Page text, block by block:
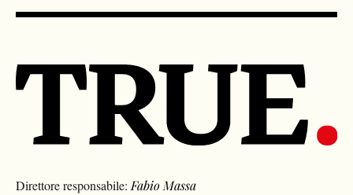
Direttore responsabile: Fabio Massa